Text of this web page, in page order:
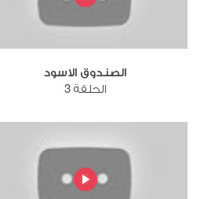
الصندوق الاسود
الحلقة 3